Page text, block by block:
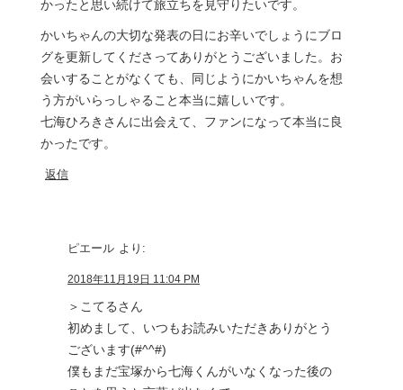
かったと思い続けて旅立ちを見守りたいです。
かいちゃんの大切な発表の日にお辛いでしょうにブロ
グを更新してくださってありがとうございました。お
会いすることがなくても、同じようにかいちゃんを想
う方がいらっしゃること本当に嬉しいです。
七海ひろきさんに出会えて、ファンになって本当に良
かったです。
返信
ピエール より:
2018年11月19日 11:04 PM
＞こてるさん
初めまして、いつもお読みいただきありがとう
ございます(#^^#)
僕もまだ宝塚から七海くんがいなくなった後の